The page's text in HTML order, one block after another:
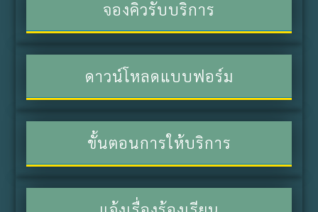
จองคิวรับบริการ
ดาวน์โหลดแบบฟอร์ม
ขั้นตอนการให้บริการ